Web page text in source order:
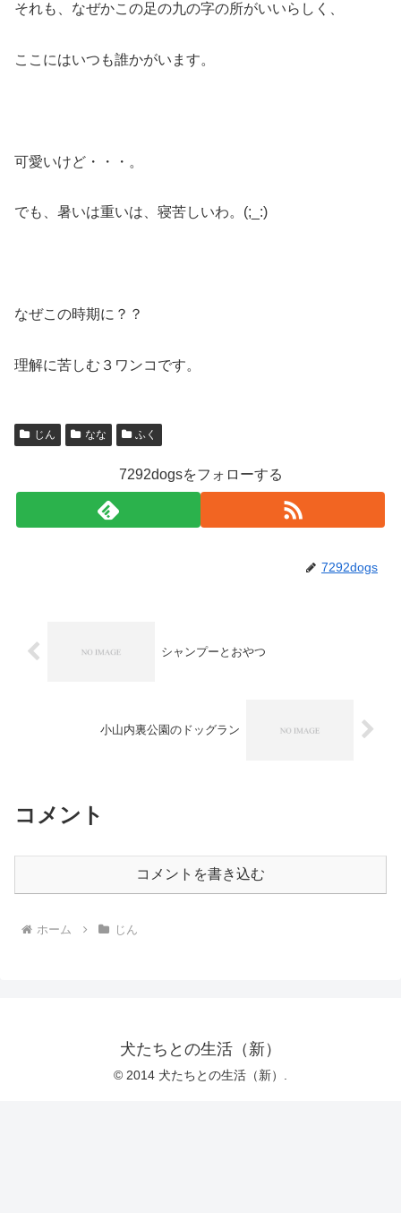
それも、なぜかこの足の九の字の所がいいらしく、
ここにはいつも誰かがいます。
可愛いけど・・・。
でも、暑いは重いは、寝苦しいわ。(;_:)
なぜこの時期に？？
理解に苦しむ３ワンコです。
じん なな ふく
7292dogsをフォローする
7292dogs
シャンプーとおやつ
小山内裏公園のドッグラン
コメント
コメントを書き込む
ホーム じん
犬たちとの生活（新）
© 2014 犬たちとの生活（新）.